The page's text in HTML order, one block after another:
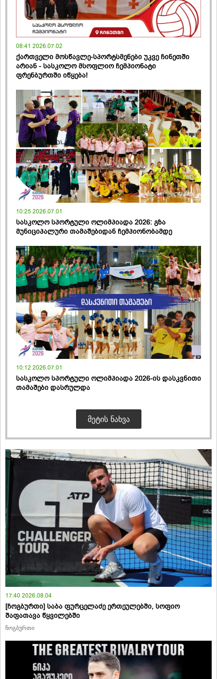
08:41 2026.07.02
ქართველი მოსწავლე-სპორტსმენები უკვე ჩინეთში
არიან - სასკოლო მსოფლიო ჩემპიონატი
ფრენბურთში იწყება!
10:25 2026.07.01
სასკოლო სპორტული ოლიმპიადა 2026: გზა
მუნიციპალური თამაშებიდან ჩემპიონობამდე
10:12 2026.07.01
სასკოლო სპორტული ოლიმპიადა 2026-ის დასკვნითი
თამაშები დასრულდა
ᲛᲔᲢᲘᲡ ᲜᲐᲮᲕᲐ
17:40 2026.08.04
[ჩოგბურთი] საბა ფურცელაძე ერთეულებში, სოფიო
შაფათავა წყვილებში
ჩოგბურთი